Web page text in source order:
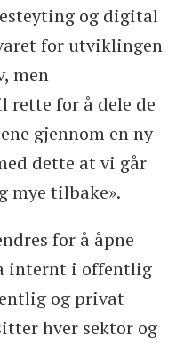
og digital
for utviklingen
men
rette for å dele de
gjennom en ny
dette at vi går
mye tilbake».
for å åpne
internt i offentlig
og privat
hver sektor og